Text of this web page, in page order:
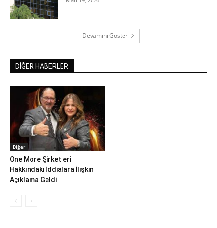
Devamını Göster
DİĞER HABERLER
Diğer
One More Şirketleri
Hakkındaki İddialara İlişkin
Açıklama Geldi